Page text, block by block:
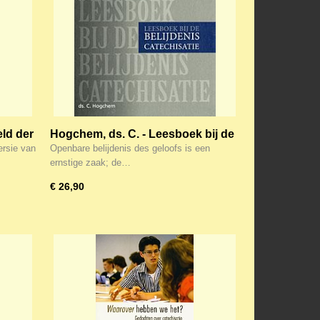
der
van
Hogchem, ds. C. - Leesboek bij de
belijdeniscatechesatie
Openbare belijdenis des geloofs is een
ernstige zaak; de…
€ 26,90